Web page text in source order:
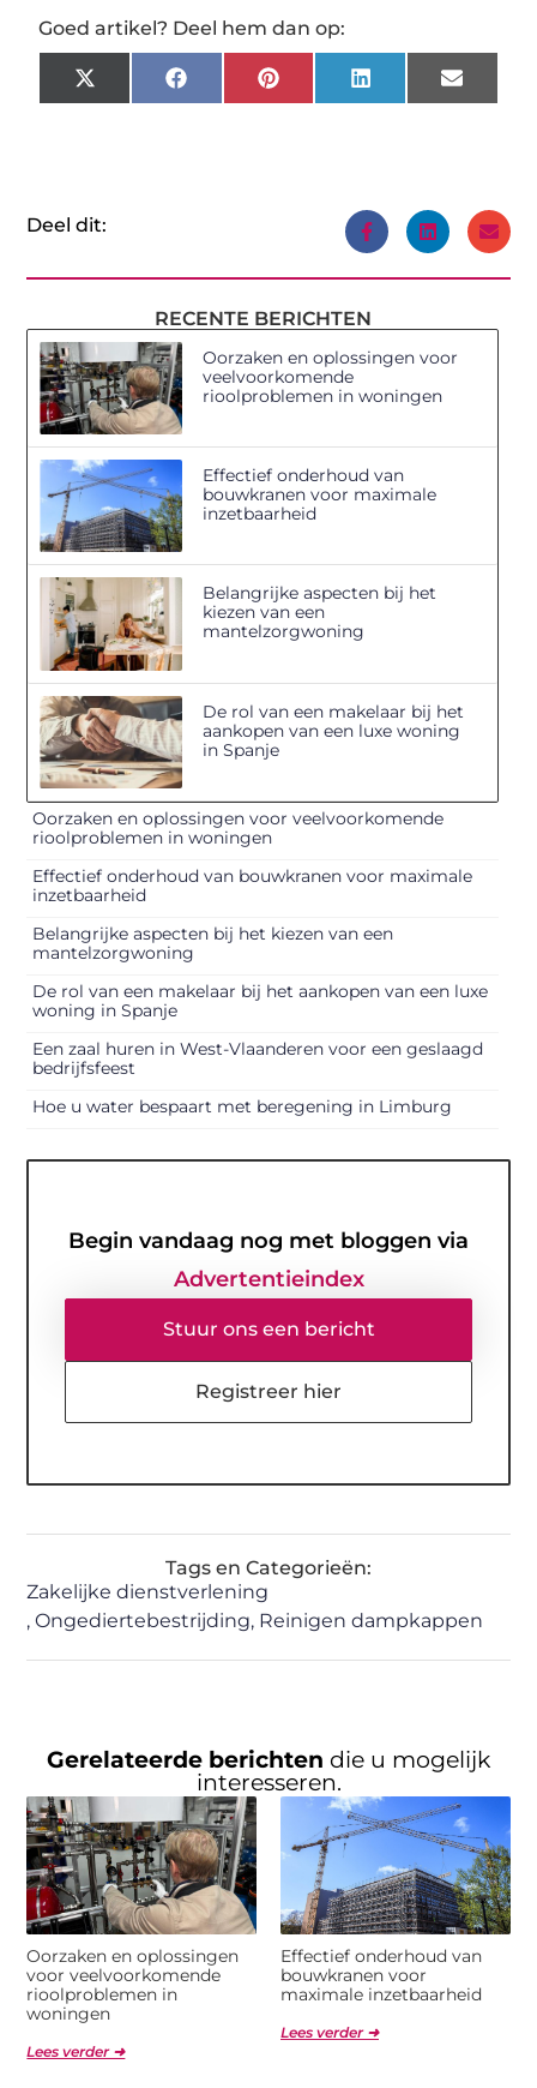
Goed artikel? Deel hem dan op:
X
(Twitter)
FacebookPinterestLinkedInEmail
Deel dit:
RECENTE BERICHTEN
Oorzaken en oplossingen voor
veelvoorkomende
rioolproblemen in woningen
Effectief onderhoud van
bouwkranen voor maximale
inzetbaarheid
Belangrijke aspecten bij het
kiezen van een
mantelzorgwoning
De rol van een makelaar bij het
aankopen van een luxe woning
in Spanje
Oorzaken en oplossingen voor veelvoorkomende
rioolproblemen in woningen
Effectief onderhoud van bouwkranen voor maximale
inzetbaarheid
Belangrijke aspecten bij het kiezen van een
mantelzorgwoning
De rol van een makelaar bij het aankopen van een luxe
woning in Spanje
Een zaal huren in West-Vlaanderen voor een geslaagd
bedrijfsfeest
Hoe u water bespaart met beregening in Limburg
Begin vandaag nog met bloggen via
Advertentieindex
Stuur ons een bericht
Registreer hier
Tags en Categorieën:
Zakelijke dienstverlening
,Ongediertebestrijding, Reinigen dampkappen
Gerelateerde berichten die u mogelijk
interesseren.
Oorzaken en oplossingen
voor veelvoorkomende
rioolproblemen in
woningen
Lees verder ➜
Effectief onderhoud van
bouwkranen voor
maximale inzetbaarheid
Lees verder ➜